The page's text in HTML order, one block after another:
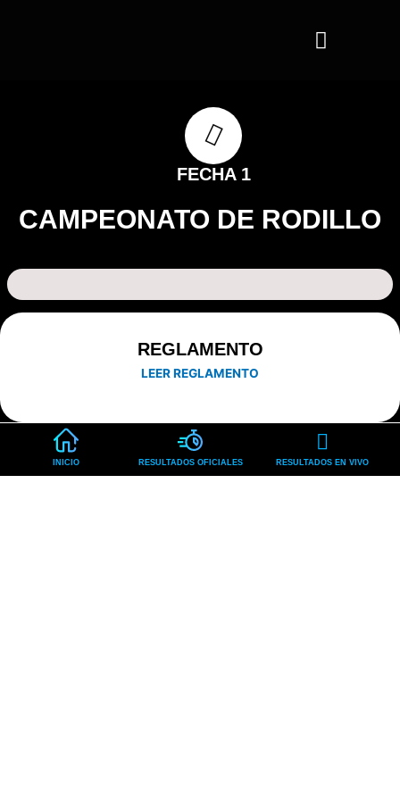
FECHA 1
CAMPEONATO DE RODILLO
REGLAMENTO
LEER REGLAMENTO
INICIO RESULTADOS OFICIALES RESULTADOS EN VIVO